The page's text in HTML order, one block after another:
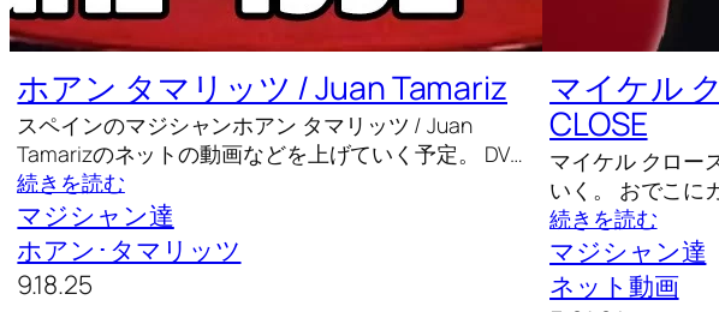
ホアン タマリッツ / Juan Tamariz
スペインのマジシャンホアン タマリッツ / Juan
Tamarizのネットの動画などを上げていく予定。 DV…
続きを読む
マジシャン達
ホアン･タマリッツ
9.18.25
マイケル
CLOSE
マイケル クロー
いく。 おでこに
続きを読む
マジシャン達
ネット動画